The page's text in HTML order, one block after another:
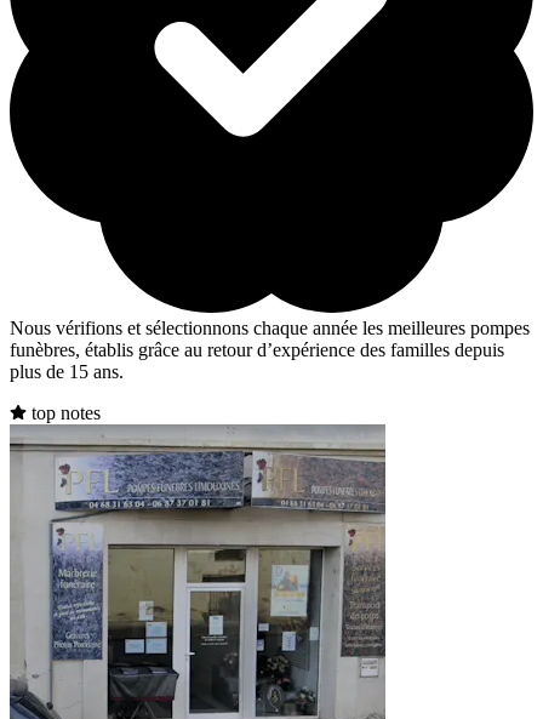
Nous vérifions et sélectionnons chaque année les meilleures pompes
funèbres, établis grâce au retour d’expérience des familles depuis
plus de 15 ans.
top notes